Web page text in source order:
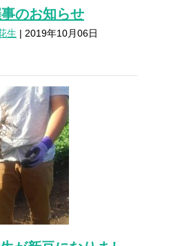
のお知らせ
生 | 2019年10月06日